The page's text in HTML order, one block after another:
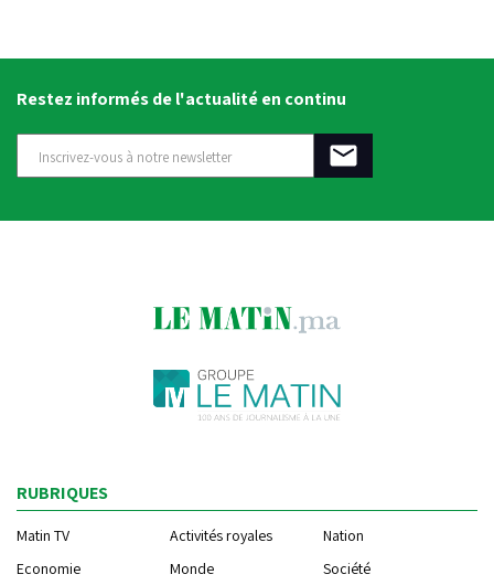
Restez informés de l'actualité en continu
RUBRIQUES
Matin TV Activités royales
Nation
Economie
Monde
Société